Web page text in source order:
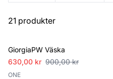
21 produkter
SALE
GiorgiaPW Väska
630,00 kr 900,00 kr
ONE